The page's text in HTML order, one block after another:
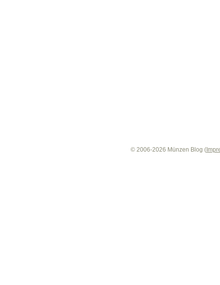
© 2006-2026 Münzen Blog (